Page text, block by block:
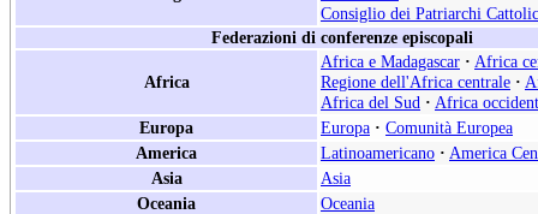
Consiglio dei Patriarchi
Federazioni di conferenze episcopali
Africa
Africa e Madagascar · Africa
Regione dell'Africa centrale ·
Africa del Sud · Africa
Europa
Europa · Comunità Europea
America
Latinoamericano · America
Asia
Asia
Oceania
Oceania